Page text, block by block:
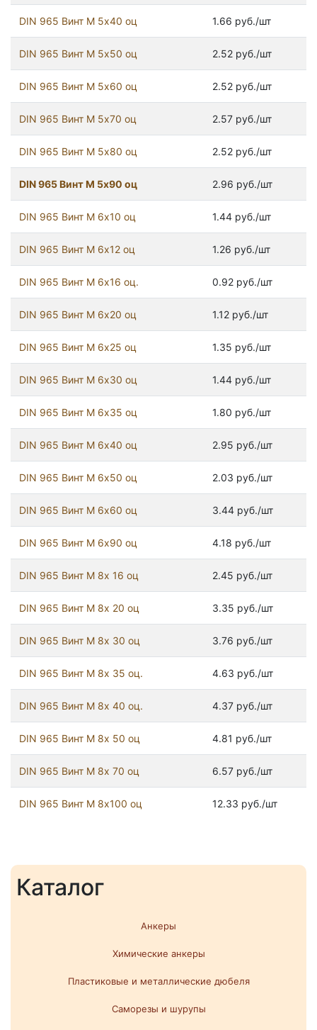
Каталог
Анкеры
Химические анкеры
Пластиковые и металлические дюбеля
Саморезы и шурупы
DIN 965 Винт М 5х40 оц 1.66 руб./шт
DIN 965 Винт М 5х50 оц 2.52 руб./шт
DIN 965 Винт М 5х60 оц 2.52 руб./шт
DIN 965 Винт М 5х70 оц 2.57 руб./шт
DIN 965 Винт М 5х80 оц 2.52 руб./шт
DIN 965 Винт М 5х90 оц 2.96 руб./шт
DIN 965 Винт М 6х10 оц 1.44 руб./шт
DIN 965 Винт М 6х12 оц 1.26 руб./шт
DIN 965 Винт М 6х16 оц. 0.92 руб./шт
DIN 965 Винт М 6х20 оц 1.12 руб./шт
DIN 965 Винт М 6х25 оц 1.35 руб./шт
DIN 965 Винт М 6х30 оц 1.44 руб./шт
DIN 965 Винт М 6х35 оц 1.80 руб./шт
DIN 965 Винт М 6х40 оц 2.95 руб./шт
DIN 965 Винт М 6х50 оц 2.03 руб./шт
DIN 965 Винт М 6х60 оц 3.44 руб./шт
DIN 965 Винт М 6х90 оц 4.18 руб./шт
DIN 965 Винт М 8х 16 оц 2.45 руб./шт
DIN 965 Винт М 8х 20 оц 3.35 руб./шт
DIN 965 Винт М 8х 30 оц 3.76 руб./шт
DIN 965 Винт М 8х 35 оц. 4.63 руб./шт
DIN 965 Винт М 8х 40 оц. 4.37 руб./шт
DIN 965 Винт М 8х 50 оц 4.81 руб./шт
DIN 965 Винт М 8х 70 оц 6.57 руб./шт
DIN 965 Винт М 8х100 оц 12.33 руб./шт